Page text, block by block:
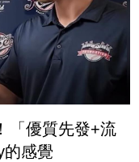
「優質先發+流
感覺